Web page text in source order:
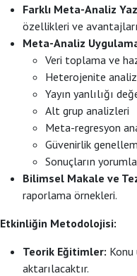
Farklı Meta-Analiz
özellikleri ve
Meta-Analiz
Veri toplama ve
Heterojenite
Yayın yanlılığı
Alt grup analizleri
Meta-regresyon
Güvenirlik
Sonuçların
Bilimsel Makale ve
raporlama örnekleri.
Etkinliğin Metodolojisi:
Teorik Eğitimler:
aktarılacaktır.